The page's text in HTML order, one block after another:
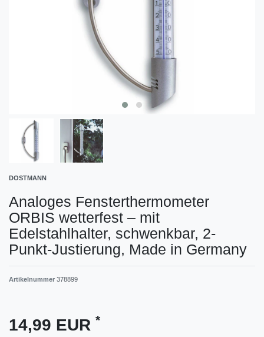
DOSTMANN
Analoges Fensterthermometer
ORBIS wetterfest – mit
Edelstahlhalter, schwenkbar, 2-
Punkt-Justierung, Made in Germany
Artikelnummer 378899
14,99 EUR *